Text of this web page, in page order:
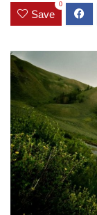
Save
0